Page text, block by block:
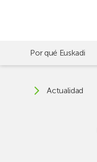
Por qué Euskadi
Actualidad